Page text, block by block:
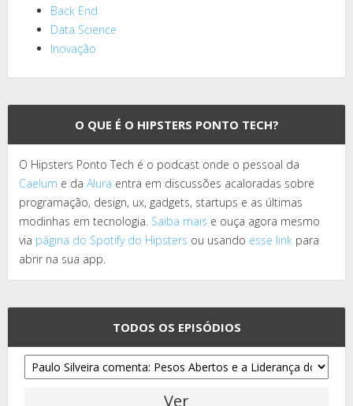
Back End
Data Science
Inovação
O QUE É O HIPSTERS PONTO TECH?
O Hipsters Ponto Tech é o podcast onde o pessoal da
Caelum e da Alura entra em discussões acaloradas sobre
programação, design, ux, gadgets, startups e as últimas
modinhas em tecnologia. Saiba mais e ouça agora mesmo
via página do Spotify do Hipsters ou usando esse link para
abrir na sua app.
TODOS OS EPISÓDIOS